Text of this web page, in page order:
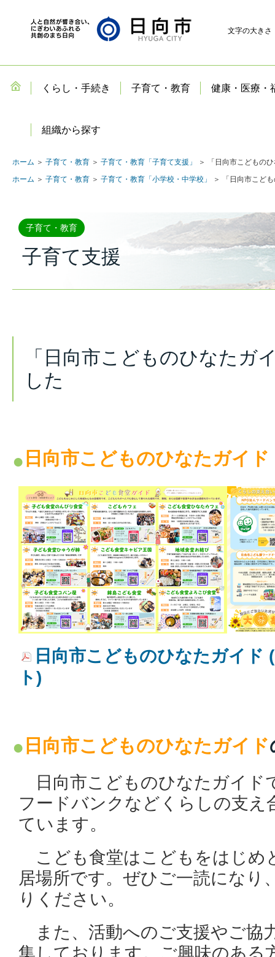
文字の大きさ
くらし・手続き 子育て・教育 健康・医療・
組織から探す
ホーム ＞ 子育て・教育 ＞ 子育て・教育「子育て支援」
＞ 「日向市こどもの
ホーム ＞ 子育て・教育 ＞ 子育て・教育「小学校・中学校」 ＞ 「日向市こど
子育て・教育
子育て支援
「日向市こどものひなたガ
した
日向市こどものひなたガイド
日向市こどものひなたガイド
ト)
日向市こどものひなたガイド
日向市こどものひなたガイド
フードバンクなどくらしの支え
ています。
こども食堂はこどもをはじめ
居場所です。ぜひご一読になり
りください。
また、活動へのご支援やご協
集しております。ご興味のある